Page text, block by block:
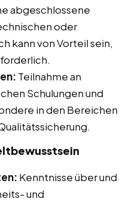
abgeschlossene
oder
kann von Vorteil sein,
Teilnahme an
Schulungen und
in den Bereichen
Kenntnisse über und
und